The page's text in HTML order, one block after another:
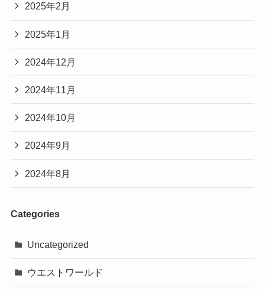
2025年2月
2025年1月
2024年12月
2024年11月
2024年10月
2024年9月
2024年8月
Categories
Uncategorized
ウエストワールド